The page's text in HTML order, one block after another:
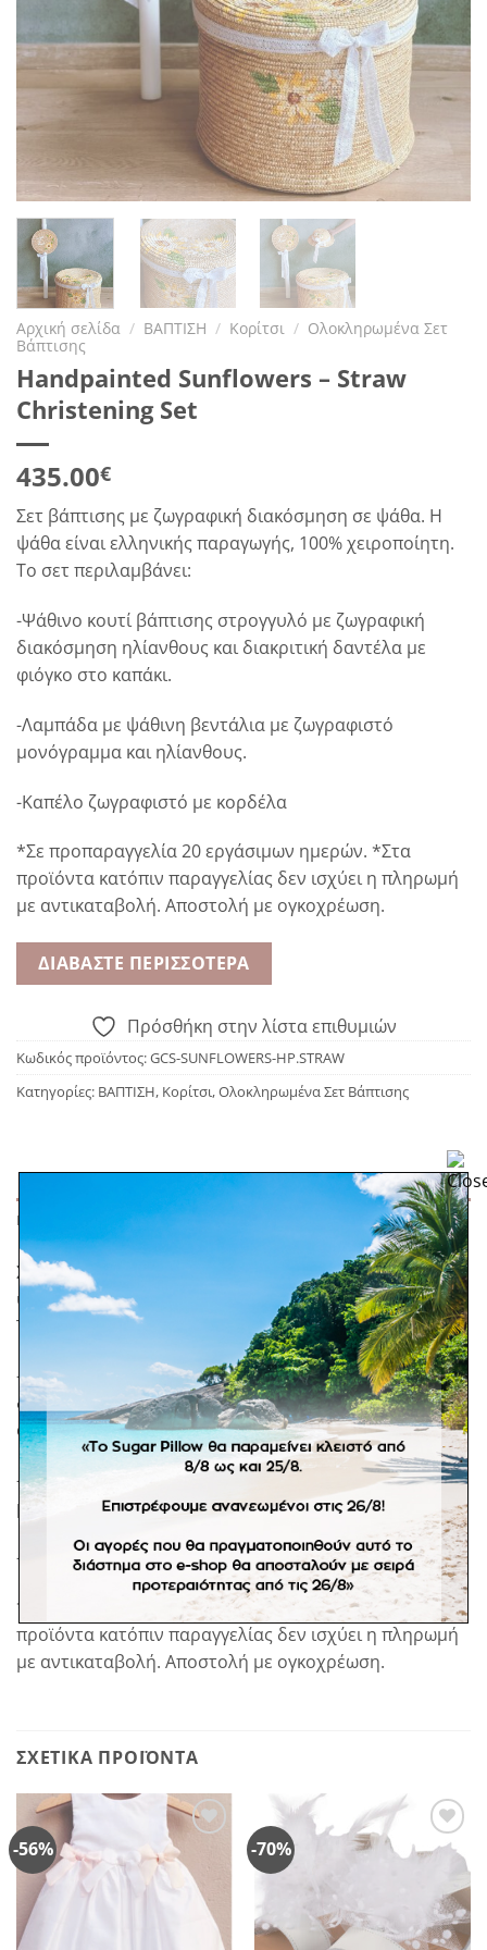
Αρχική σελίδα / ΒΑΠΤΙΣΗ / Κορίτσι / Ολοκληρωμένα Σετ
Βάπτισης
Handpainted Sunflowers – Straw
Christening Set
435.00€
Σετ βάπτισης με ζωγραφική διακόσμηση σε ψάθα. Η
ψάθα είναι ελληνικής παραγωγής, 100% χειροποίητη.
Το σετ περιλαμβάνει:
-Ψάθινο κουτί βάπτισης στρογγυλό με ζωγραφική
διακόσμηση ηλίανθους και διακριτική δαντέλα με
φιόγκο στο καπάκι.
-Λαμπάδα με ψάθινη βεντάλια με ζωγραφιστό
μονόγραμμα και ηλίανθους.
-Καπέλο ζωγραφιστό με κορδέλα
*Σε προπαραγγελία 20 εργάσιμων ημερών. *Στα
προϊόντα κατόπιν παραγγελίας δεν ισχύει η πληρωμή
με αντικαταβολή. Αποστολή με ογκοχρέωση.
ΔΙΑΒΆΣΤΕ ΠΕΡΙΣΣΌΤΕΡΑ
Πρόσθήκη στην λίστα επιθυμιών
Κωδικός προϊόντος:GCS-SUNFLOWERS-HP.STRAW
Κατηγορίες: ΒΑΠΤΙΣΗ, Κορίτσι,Ολοκληρωμένα Σετ Βάπτισης
ΠΕΡΙΓΡΑΦΉ
Σετ βάπτισης με ζωγραφική διακόσμηση σε ψάθα. Η
ψάθα είναι ελληνικής παραγωγής, 100% χειροποίητη.
Το σετ περιλαμβάνει:
-Ψάθινο κουτί βάπτισης στρογγυλό με ζωγραφική
διακόσμηση ηλίανθους και διακριτική δαντέλα με
φιόγκο στο καπάκι.
-Λαμπάδα με ψάθινη βεντάλια με ζωγραφιστό
μονόγραμμα και ηλίανθους.
-Καπέλο ζωγραφιστό με κορδέλα
*Σε προπαραγγελία 20 εργάσιμων ημερών. *Στα
προϊόντα κατόπιν παραγγελίας δεν ισχύει η πληρωμή
με αντικαταβολή. Αποστολή με ογκοχρέωση.
ΣΧΕΤΙΚΆ ΠΡΟΪΌΝΤΑ
-56%
Πρόσθήκη
στην
λίστα
επιθυμιών
-70%
Πρόσθήκη
επιθυμιών